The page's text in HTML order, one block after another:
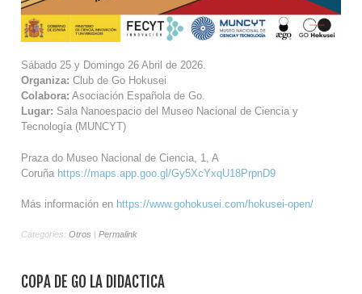
Sábado 25 y Domingo 26 Abril de 2026.
Organiza: Club de Go Hokusei
Colabora: Asociación Española de Go.
Lugar: Sala Nanoespacio del Museo Nacional de Ciencia y
Tecnología (MUNCYT)
Praza do Museo Nacional de Ciencia, 1, A
Coruña https://maps.app.goo.gl/Gy5XcYxqU18PrpnD9
Más información en https://www.gohokusei.com/hokusei-open/
Categories: Otros | Permalink
COPA DE GO LA DIDÁCTICA